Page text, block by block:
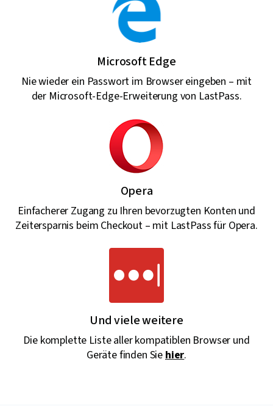
Microsoft Edge
Nie wieder ein Passwort im Browser eingeben – mit
der Microsoft-Edge-Erweiterung von LastPass.
Opera
Einfacherer Zugang zu Ihren bevorzugten Konten und
Zeitersparnis beim Checkout – mit LastPass für Opera.
Und viele weitere
Die komplette Liste aller kompatiblen Browser und
Geräte finden Sie hier.